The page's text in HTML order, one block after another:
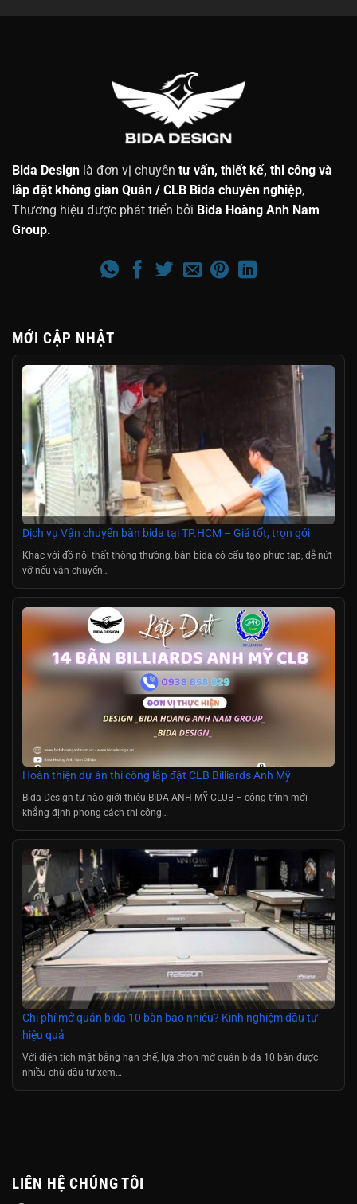
Bida Design là đơn vị chuyên tư vấn, thiết kế, thi công và
lắp đặt không gian Quán / CLB Bida chuyên nghiệp,
Thương hiệu được phát triển bởi Bida Hoàng Anh Nam
Group.
MỚI CẬP NHẬT
Dịch vụ Vận chuyển bàn bida tại TP.HCM – Giá tốt, trọn gói
Khác với đồ nội thất thông thường, bàn bida có cấu tạo phức tạp, dễ nứt
vỡ nếu vận chuyển…
Hoàn thiện dự án thi công lắp đặt CLB Billiards Anh Mỹ
Bida Design tự hào giới thiệu BIDA ANH MỸ CLUB – công trình mới
khẳng định phong cách thi công…
Chi phí mở quán bida 10 bàn bao nhiêu? Kinh nghiệm đầu tư
hiệu quả
Với diện tích mặt bằng hạn chế, lựa chọn mở quán bida 10 bàn được
nhiều chủ đầu tư xem…
LIÊN HỆ CHÚNG TÔI